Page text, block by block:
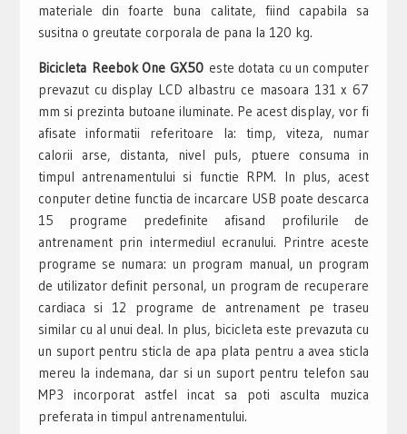
materiale din foarte buna calitate, fiind capabila sa
susitna o greutate corporala de pana la 120 kg.
Bicicleta Reebok One GX50 este dotata cu un computer
prevazut cu display LCD albastru ce masoara 131 x 67
mm si prezinta butoane iluminate. Pe acest display, vor fi
afisate informatii referitoare la: timp, viteza, numar
calorii arse, distanta, nivel puls, ptuere consuma in
timpul antrenamentului si functie RPM. In plus, acest
conputer detine functia de incarcare USB poate descarca
15 programe predefinite afisand profilurile de
antrenament prin intermediul ecranului. Printre aceste
programe se numara: un program manual, un program
de utilizator definit personal, un program de recuperare
cardiaca si 12 programe de antrenament pe traseu
similar cu al unui deal. In plus, bicicleta este prevazuta cu
un suport pentru sticla de apa plata pentru a avea sticla
mereu la indemana, dar si un suport pentru telefon sau
MP3 incorporat astfel incat sa poti asculta muzica
preferata in timpul antrenamentului.